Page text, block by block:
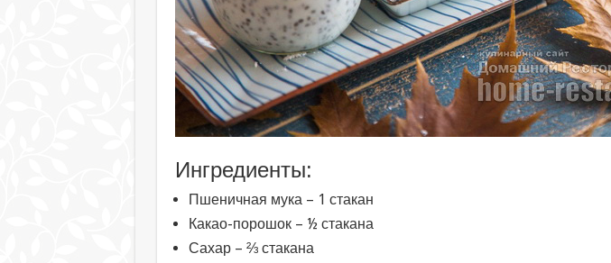
Ингредиенты:
Пшеничная мука – 1 стакан
Какао-порошок – ½ стакана
Сахар – ⅔ стакана